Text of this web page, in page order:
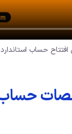
حساب
حساب